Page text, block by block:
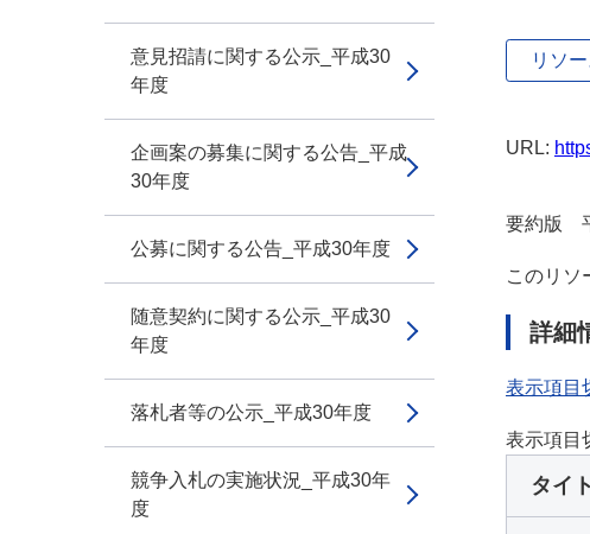
意見招請に関する公示_平成30
年度
企画案の募集に関する公告_平成
30年度
公募に関する公告_平成30年度
随意契約に関する公示_平成30
年度
落札者等の公示_平成30年度
競争入札の実施状況_平成30年
度
リソ
URL:
要約版
このリソ
詳細
表示項目
表示項目
タイ